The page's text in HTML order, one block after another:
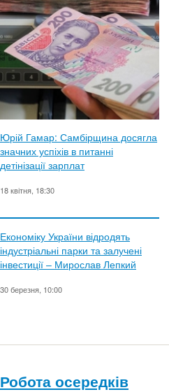
Юрій Гамар: Самбірщина досягла
значних успіхів в питанні
детінізації зарплат
18 квітня, 18:30
Економіку України відродять
індустріальні парки та залучені
інвестиції – Мирослав Лепкий
30 березня, 10:00
Робота осередків